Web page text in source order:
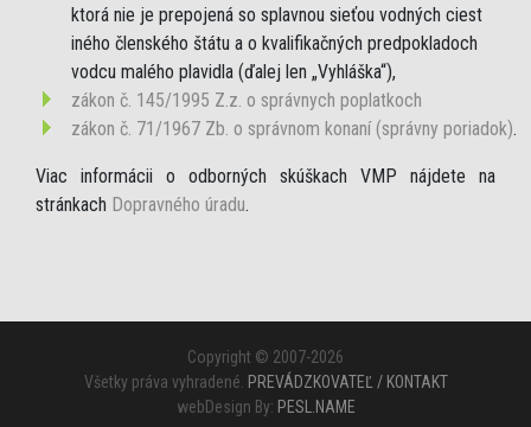
ktorá nie je prepojená so splavnou sieťou vodných ciest
iného členského štátu a o kvalifikačných predpokladoch
vodcu malého plavidla (ďalej len „Vyhláška“),
zákon č. 145/1995 Z.z. o správnych poplatkoch
zákon č. 71/1967 Zb. o správnom konaní (správny poriadok).
Viac informácii o odborných skúškach VMP nájdete na
stránkach Dopravného úradu.
Copyright © 2007-2026
Všetky práva vyhradené. PREVÁDZKOVATEĽ / KONTAKT
webDesign By: PESL.NAME